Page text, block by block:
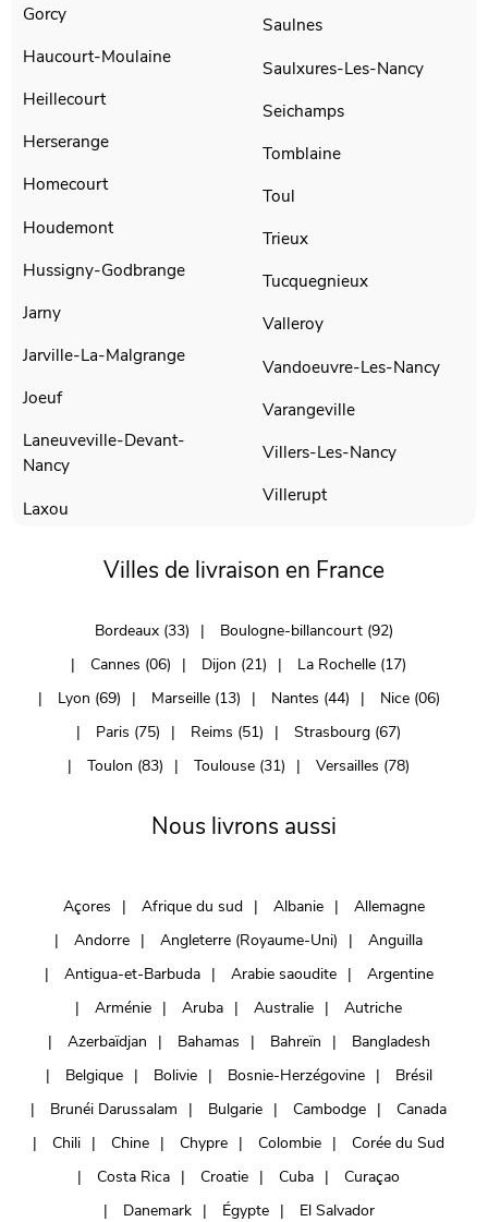
Gorcy
Haucourt-Moulaine
Heillecourt
Herserange
Homecourt
Houdemont
Hussigny-Godbrange
Jarny
Jarville-La-Malgrange
Joeuf
Laneuveville-Devant-
Nancy
Laxou
Saulnes
Saulxures-Les-Nancy
Seichamps
Tomblaine
Toul
Trieux
Tucquegnieux
Valleroy
Vandoeuvre-Les-Nancy
Varangeville
Villers-Les-Nancy
Villerupt
Villes de livraison en France
Bordeaux (33)
Boulogne-billancourt (92)
Cannes (06)
Dijon (21)
La Rochelle (17)
Lyon (69)
Marseille (13) Nantes (44)
Nice (06)
Paris (75)
Reims (51)
Strasbourg (67)
Toulon (83)
Toulouse (31) Versailles (78)
Nous livrons aussi
Açores Afrique du sud Albanie
Allemagne
Andorre
Angleterre (Royaume-Uni)
Anguilla
Antigua-et-Barbuda
Arabie saoudite
Argentine
Arménie
Aruba Australie
Autriche
Azerbaïdjan
Bahamas Bahreïn
Bangladesh
Belgique
Bolivie Bosnie-Herzégovine
Brésil
Brunéi Darussalam
Bulgarie Cambodge
Canada
Chili
Chine Chypre Colombie
Corée du Sud
Costa Rica
Croatie Cuba
Curaçao
Danemark
Égypte
El Salvador